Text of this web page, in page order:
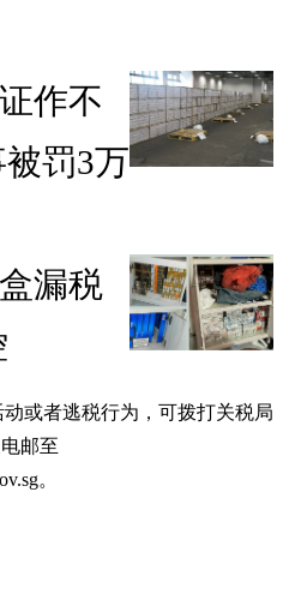
作不
罚3万
漏税
或者逃税行为，可拨打关税局
邮至
。